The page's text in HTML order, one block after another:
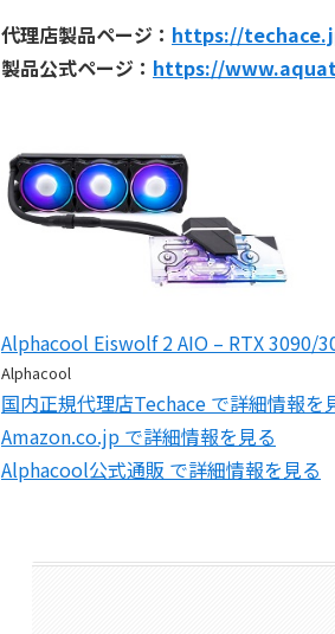
代理店製品ページ： https://
製品公式ページ： https://
Alphacool Eiswolf 2 AIO – RTX 3090/
Alphacool
国内正規代理店Techace で詳細情報を
Amazon.co.jp で詳細情報を見る
Alphacool公式通販 で詳細情報を見る